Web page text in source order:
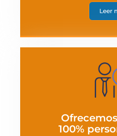
Leer
100%